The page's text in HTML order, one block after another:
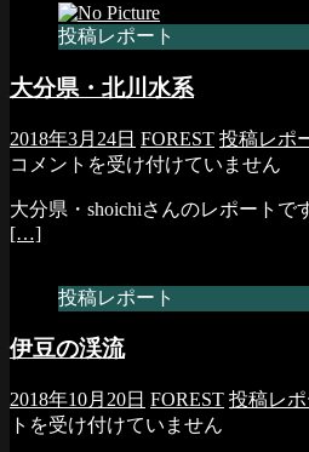
投稿レポート
大分県・北川水系
2018年3月24日 FOREST 投稿レポ
コメントを受け付けていません
大分県・shoichiさんのレポートで
[…]
投稿レポート
伊豆の渓流
2018年10月20日 FOREST 投稿レポ
トを受け付けていません